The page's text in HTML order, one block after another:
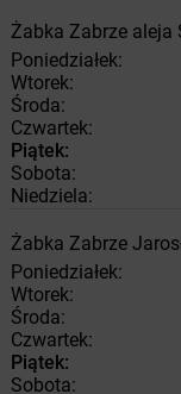
Żabka Zabrze aleja
Poniedziałek:
Wtorek:
Środa:
Czwartek:
Piątek:
Sobota:
Niedziela:
Żabka Zabrze
Poniedziałek:
Wtorek:
Środa:
Czwartek:
Piątek:
Sobota: